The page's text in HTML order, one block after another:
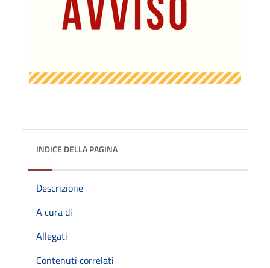
INDICE DELLA PAGINA
Descrizione
A cura di
Allegati
Contenuti correlati